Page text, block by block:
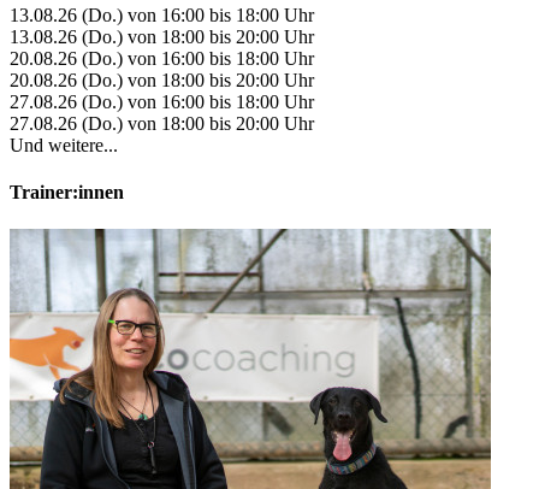
13.08.26 (Do.) von 16:00 bis 18:00 Uhr
13.08.26 (Do.) von 18:00 bis 20:00 Uhr
20.08.26 (Do.) von 16:00 bis 18:00 Uhr
20.08.26 (Do.) von 18:00 bis 20:00 Uhr
27.08.26 (Do.) von 16:00 bis 18:00 Uhr
27.08.26 (Do.) von 18:00 bis 20:00 Uhr
Und weitere...
Trainer:innen